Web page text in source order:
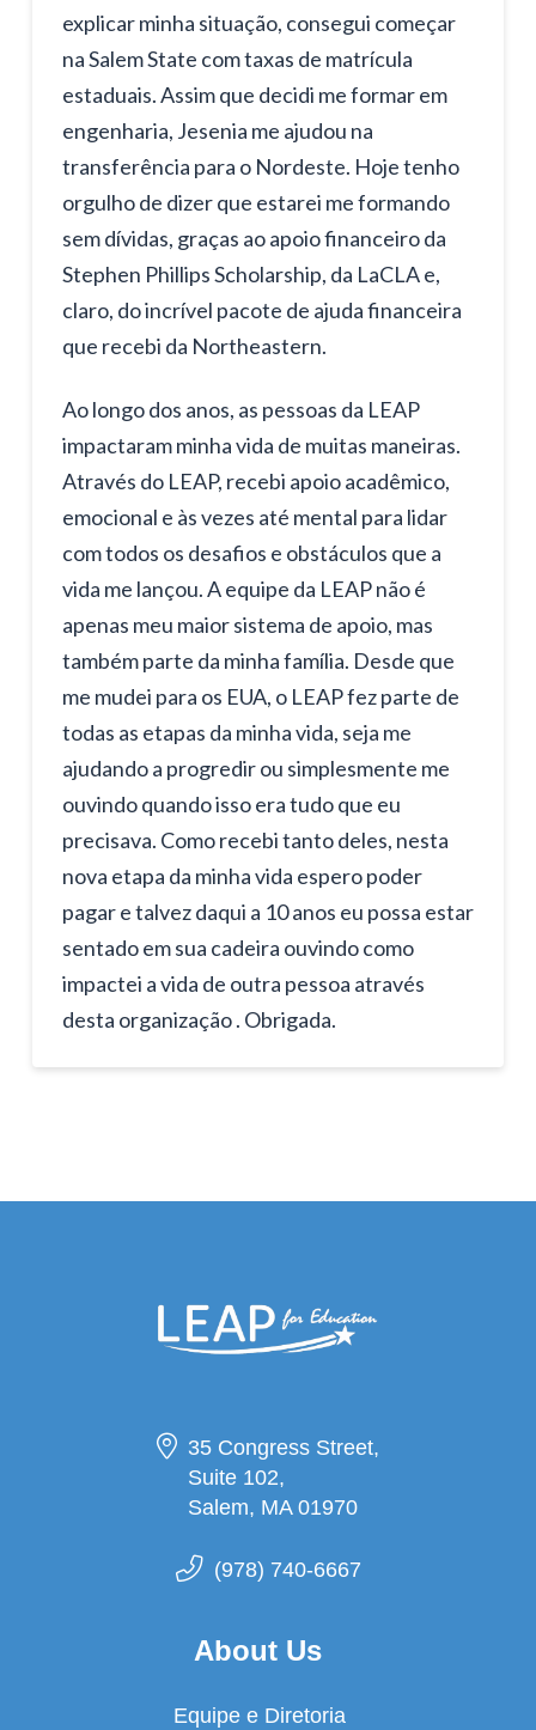
explicar minha situação, consegui começar
na Salem State com taxas de matrícula
estaduais. Assim que decidi me formar em
engenharia, Jesenia me ajudou na
transferência para o Nordeste. Hoje tenho
orgulho de dizer que estarei me formando
sem dívidas, graças ao apoio financeiro da
Stephen Phillips Scholarship, da LaCLA e,
claro, do incrível pacote de ajuda financeira
que recebi da Northeastern.
Ao longo dos anos, as pessoas da LEAP
impactaram minha vida de muitas maneiras.
Através do LEAP, recebi apoio acadêmico,
emocional e às vezes até mental para lidar
com todos os desafios e obstáculos que a
vida me lançou. A equipe da LEAP não é
apenas meu maior sistema de apoio, mas
também parte da minha família. Desde que
me mudei para os EUA, o LEAP fez parte de
todas as etapas da minha vida, seja me
ajudando a progredir ou simplesmente me
ouvindo quando isso era tudo que eu
precisava. Como recebi tanto deles, nesta
nova etapa da minha vida espero poder
pagar e talvez daqui a 10 anos eu possa estar
sentado em sua cadeira ouvindo como
impactei a vida de outra pessoa através
desta organização . Obrigada.
35 Congress Street,
Suite 102,
Salem, MA 01970
(978) 740-6667
About Us
Equipe e Diretoria